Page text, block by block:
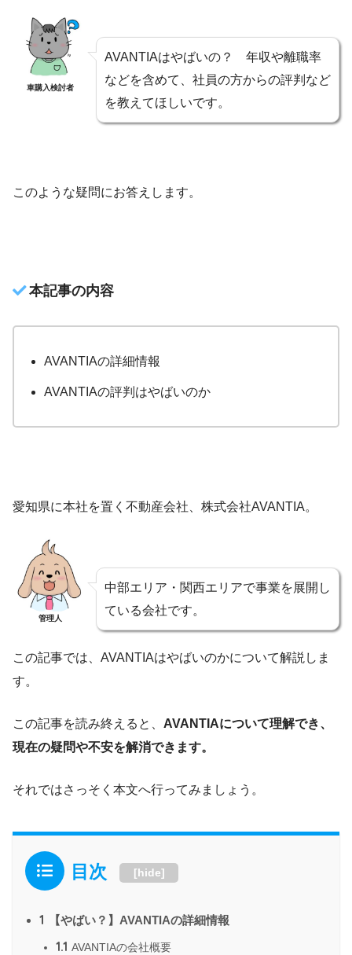
車購入検討者
AVANTIAはやばいの？ 年収や離職率
などを含めて、社員の方からの評判など
を教えてほしいです。
このような疑問にお答えします。
本記事の内容
AVANTIAの詳細情報
AVANTIAの評判はやばいのか
愛知県に本社を置く不動産会社、株式会社AVANTIA。
管理人
中部エリア・関西エリアで事業を展開し
ている会社です。
この記事では、AVANTIAはやばいのかについて解説しま
す。
この記事を読み終えると、 AVANTIAについて理解でき、
現在の疑問や不安を解消できます。
それではさっそく本文へ行ってみましょう。
目次 [hide]
1 【やばい？】AVANTIAの詳細情報
1.1 AVANTIAの会社概要